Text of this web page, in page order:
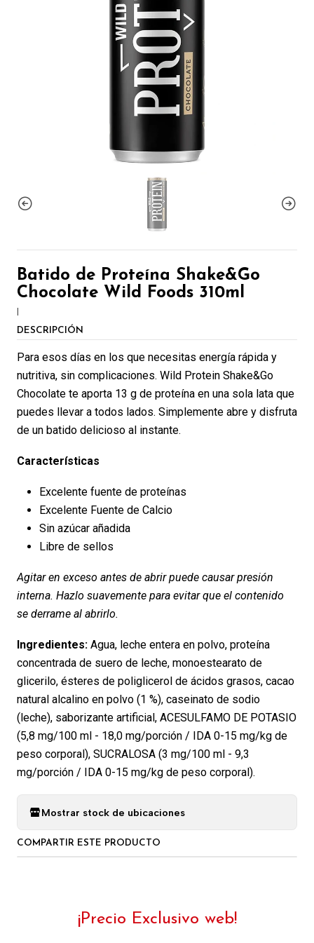
Batido de Proteína Shake&Go
Chocolate Wild Foods 310ml
|
DESCRIPCIÓN
Para esos días en los que necesitas energía rápida y
nutritiva, sin complicaciones. Wild Protein Shake&Go
Chocolate te aporta 13 g de proteína en una sola lata que
puedes llevar a todos lados. Simplemente abre y disfruta
de un batido delicioso al instante.
Características
Excelente fuente de proteínas
Excelente Fuente de Calcio
Sin azúcar añadida
Libre de sellos
Agitar en exceso antes de abrir puede causar presión
interna. Hazlo suavemente para evitar que el contenido
se derrame al abrirlo.
Ingredientes: Agua, leche entera en polvo, proteína
concentrada de suero de leche, monoestearato de
glicerilo, ésteres de poliglicerol de ácidos grasos, cacao
natural alcalino en polvo (1 %), caseinato de sodio
(leche), saborizante artificial, ACESULFAMO DE POTASIO
(5,8 mg/100 ml - 18,0 mg/porción / IDA 0-15 mg/kg de
peso corporal), SUCRALOSA (3 mg/100 ml - 9,3
mg/porción / IDA 0-15 mg/kg de peso corporal).
Mostrar stock de ubicaciones
COMPARTIR ESTE PRODUCTO
¡Precio Exclusivo web!